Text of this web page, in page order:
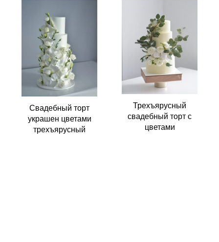
Свадебный торт
украшен цветами
трехъярусный
Трехъярусный
свадебный торт с
цветами